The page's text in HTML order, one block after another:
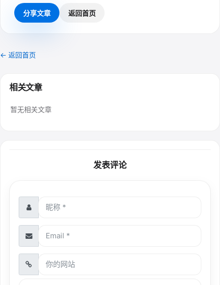
分享文章 返回首页
← 返回首页
相关文章
暂无相关文章
发表评论